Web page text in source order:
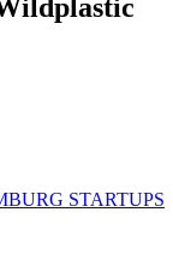
STARTUPS